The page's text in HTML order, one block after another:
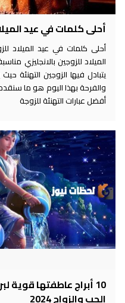
أحلى كلمات في عيد
أحلى كلمات في عيد الميلاد
الميلاد للزوجين بالانجليزي
يتبادل فيها الزوجين التهنئة
والفرحة بهذا اليوم هو ما
أفضل عبارات التهنئة للزوجة
10 أبراج عاطفتها قوية
الحب والزواج 2024